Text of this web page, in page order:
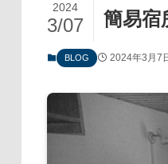
簡易宿
2024
3/07
BLOG 2024年3月7